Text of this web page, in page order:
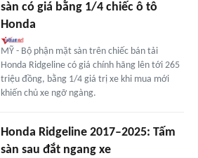
sàn có giá bằng 1/4 chiếc ô tô
Honda
MỸ - Bộ phận mặt sàn trên chiếc bán tải
Honda Ridgeline có giá chính hãng lên tới 265
triệu đồng, bằng 1/4 giá trị xe khi mua mới
khiến chủ xe ngỡ ngàng.
Honda Ridgeline 2017–2025: Tấm
sàn sau đắt ngang xe